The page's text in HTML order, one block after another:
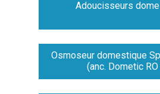
Adoucisseurs
Osmoseur domestique
(anc. Dometic